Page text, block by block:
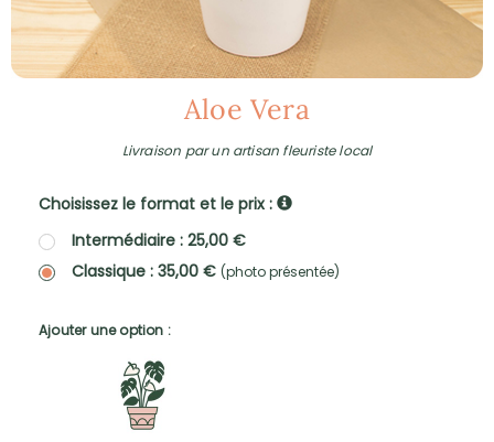
Aloe Vera
Livraison par un artisan fleuriste local
Choisissez le format et le prix :
Intermédiaire : 25,00 €
Classique : 35,00 € (photo présentée)
Ajouter une option :